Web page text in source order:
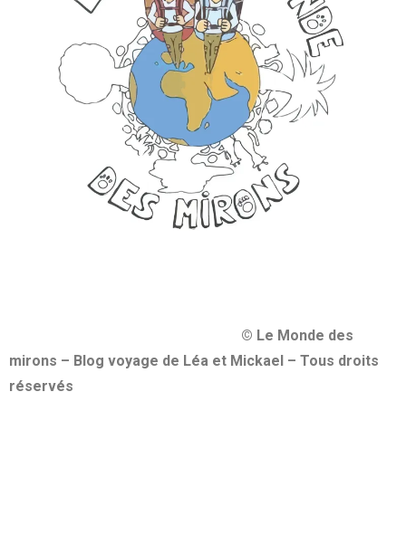
© Le Monde des
mirons – Blog voyage de Léa et Mickael – Tous droits
réservés